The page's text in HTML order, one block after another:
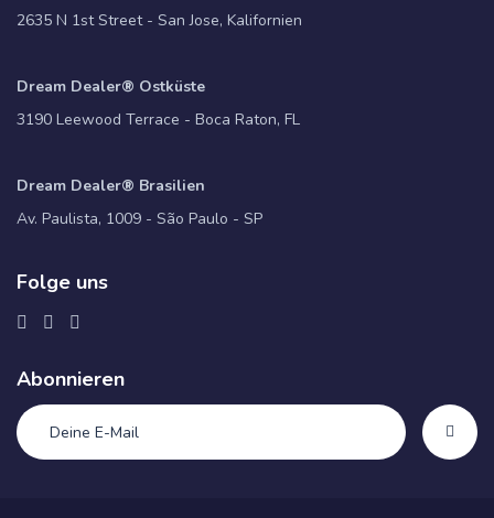
2635 N 1st Street - San Jose, Kalifornien
Dream Dealer® Ostküste
3190 Leewood Terrace - Boca Raton, FL
Dream Dealer® Brasilien
Av. Paulista, 1009 - São Paulo - SP
Folge uns
Abonnieren